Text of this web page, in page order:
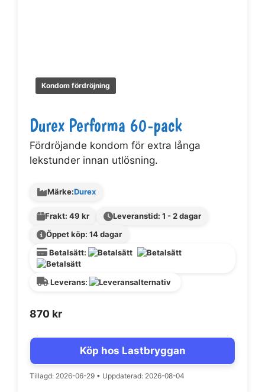
Kondom fördröjning
Durex Performa 60-pack
Fördröjande kondom för extra långa
lekstunder innan utlösning.
Märke:Durex
Frakt: 49 kr
Leveranstid: 1 - 2 dagar
Öppet köp: 14 dagar
Betalsätt:
Leverans:
870 kr
Köp hos Lastbryggan
Tillagd: 2026-06-29 • Uppdaterad: 2026-08-04